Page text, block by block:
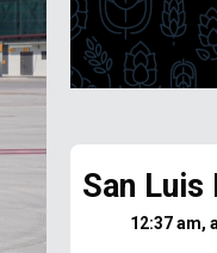
San
12:37 am,